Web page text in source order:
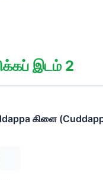
இடம் 2
கிளை